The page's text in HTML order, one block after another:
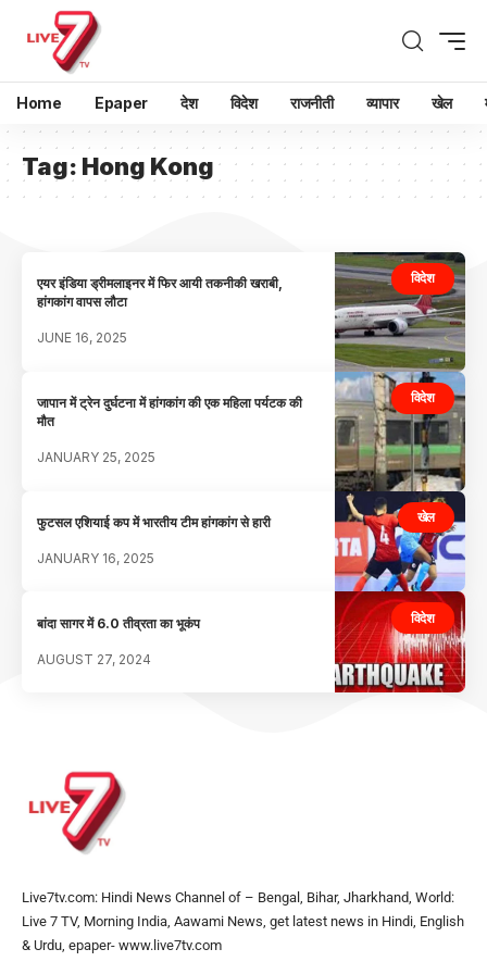
Home Epaper देश विदेश राजनीती व्यापार खेल
Tag: Hong Kong
विदेश
एयर इंडिया ड्रीमलाइनर में फिर आयी तकनीकी खराबी,
हांगकांग वापस लौटा
JUNE 16, 2025
विदेश
जापान में ट्रेन दुर्घटना में हांगकांग की एक महिला पर्यटक की
मौत
JANUARY 25, 2025
खेल
फुटसल एशियाई कप में भारतीय टीम हांगकांग से हारी
JANUARY 16, 2025
विदेश
बांदा सागर में 6.0 तीव्रता का भूकंप
AUGUST 27, 2024
Live7tv.com: Hindi News Channel of – Bengal, Bihar, Jharkhand, World:
Live 7 TV, Morning India, Aawami News, get latest news in Hindi, English
& Urdu, epaper- www.live7tv.com